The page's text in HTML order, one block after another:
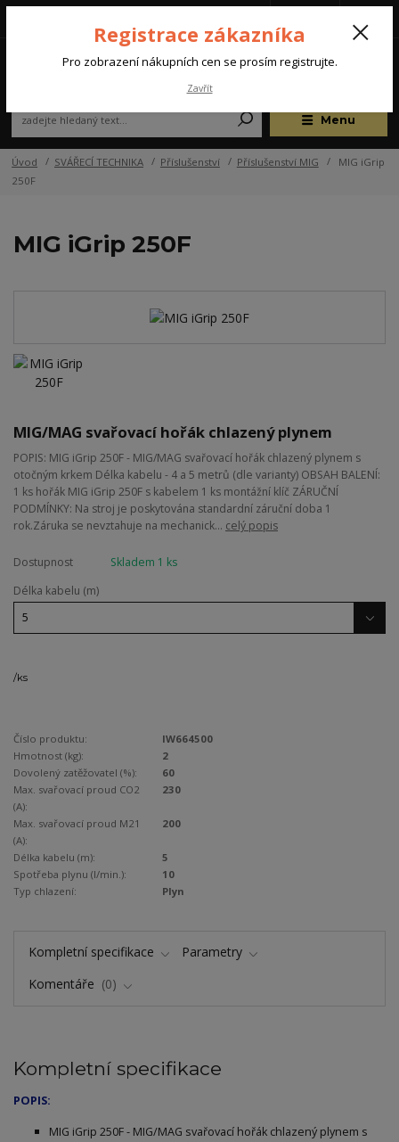
Menu
(Po-Pá, 07:00-15:30 hod.)
Úvod SVÁŘECÍ TECHNIKA Příslušenství Příslušenství MIG
MIG iGrip
250F
MIG iGrip 250F
MIG/MAG svařovací hořák chlazený plynem
POPIS: MIG iGrip 250F - MIG/MAG svařovací hořák chlazený plynem s
otočným krkem Délka kabelu - 4 a 5 metrů (dle varianty) OBSAH BALENÍ:
1 ks hořák MIG iGrip 250F s kabelem 1 ks montážní klíč ZÁRUČNÍ
PODMÍNKY: Na stroj je poskytována standardní záruční doba 1
rok.Záruka se nevztahuje na mechanick... celý popis
Dostupnost
Skladem 1 ks
Délka kabelu (m)
/ks
Číslo produktu:
IW664500
Hmotnost (kg):
2
Dovolený zatěžovatel (%):
60
Max. svařovací proud CO2
(A):
230
Max. svařovací proud M21
(A):
200
Délka kabelu (m):
5
Spotřeba plynu (l/min.):
10
Typ chlazení:
Plyn
Kompletní specifikace
Parametry
Komentáře
0
Kompletní specifikace
POPIS:
MIG iGrip 250F - MIG/MAG svařovací hořák chlazený plynem s
Registrace zákazníka
Pro zobrazení nákupních cen se prosím registrujte.
Zavřít